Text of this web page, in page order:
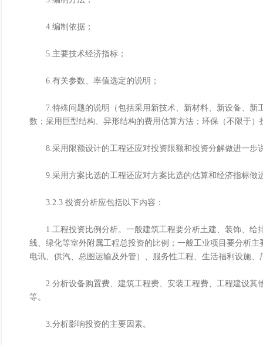
4.编制依据；
5.主要技术经济指标；
6.有关参数、率值选定的说明；
7.特殊问题的说明（包括采用新技术、新材料、新设备、新
数；采用巨型结构、异形结构的费用估算方法；环保（不限于
8.采用限额设计的工程还应对投资限额和投资分解做进一步
9.采用方案比选的工程还应对方案比选的估算和经济指标做
3.2.3 投资分析应包括以下内容：
1.工程投资比例分析。一般建筑工程要分析土建、装饰、给
线、绿化等室外附属工程总投资的比例；一般工业项目要分析
电讯、供汽、总图运输及外管）、服务性工程、生活福利设施
2.分析设备购置费、建筑工程费、安装工程费、工程建设其
等。
3.分析影响投资的主要因素。